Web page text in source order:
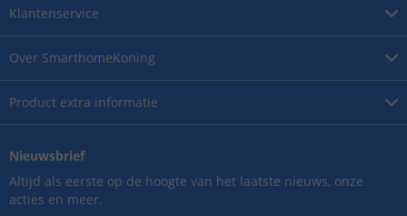
Over SmarthomeKoning
Product extra informatie
Klantenservice
Nieuwsbrief
Altijd als eerste op de hoogte van het laatste nieuws, onze
acties en meer.